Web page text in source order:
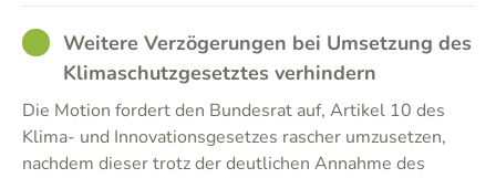
GOODWeitere Verzögerungen bei Umsetzung des
Klimaschutzgesetztes verhindern
Die Motion fordert den Bundesrat auf, Artikel 10 des
Klima- und Innovationsgesetzes rascher umzusetzen,
nachdem dieser trotz der deutlichen Annahme des